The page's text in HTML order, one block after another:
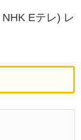
Eテレ) レ